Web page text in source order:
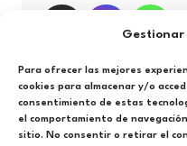
Para ofrecer las mejores
cookies para almacenar y/o
consentimiento de estas
el comportamiento de
sitio. No consentir o retirar el
Búsqueda por